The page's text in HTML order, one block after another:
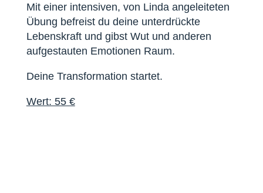
Mit einer intensiven, von Linda angeleiteten
Übung befreist du deine unterdrückte
Lebenskraft und gibst Wut und anderen
aufgestauten Emotionen Raum.
Deine Transformation startet.
Wert: 55 €